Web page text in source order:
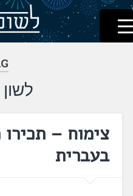
דלג
לתוכן
לשוניאדה
עברית. לשון. שפה
צימוח –
בעברית